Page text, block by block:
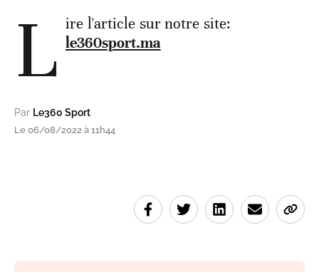
L ire l'article sur notre site:
le360sport.ma
Par Le360 Sport
Le 06/08/2022 à 11h44